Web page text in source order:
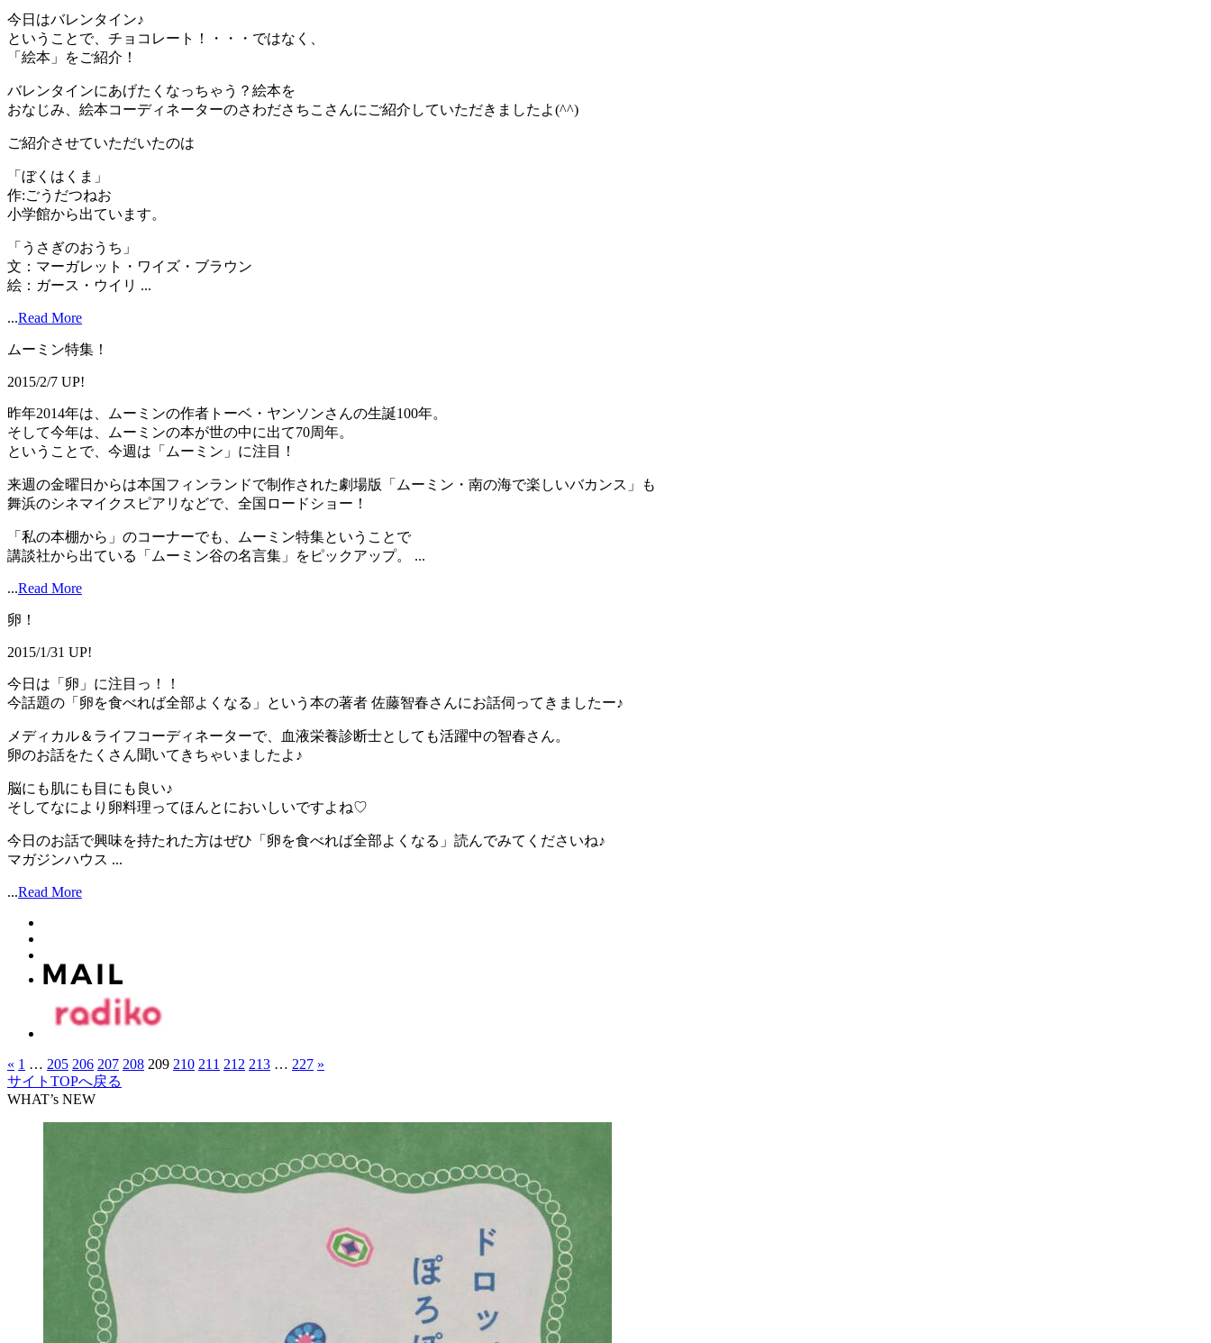
今日はバレンタイン♪
ということで、チョコレート！・・・ではなく、
「絵本」をご紹介！
バレンタインにあげたくなっちゃう？絵本を
おなじみ、絵本コーディネーターのさわださちこさんにご紹介していただきましたよ(^^)
ご紹介させていただいたのは
「ぼくはくま」
作:ごうだつねお
小学館から出ています。
「うさぎのおうち」
文：マーガレット・ワイズ・ブラウン
絵：ガース・ウイリ ...
...Read More
ムーミン特集！
2015/2/7 UP!
昨年2014年は、ムーミンの作者トーベ・ヤンソンさんの生誕100年。
そして今年は、ムーミンの本が世の中に出て70周年。
ということで、今週は「ムーミン」に注目！
来週の金曜日からは本国フィンランドで制作された劇場版「ムーミン・南の海で楽しいバカンス」も
舞浜のシネマイクスピアリなどで、全国ロードショー！
「私の本棚から」のコーナーでも、ムーミン特集ということで
講談社から出ている「ムーミン谷の名言集」をピックアップ。 ...
...Read More
卵！
2015/1/31 UP!
今日は「卵」に注目っ！！
今話題の「卵を食べれば全部よくなる」という本の著者 佐藤智春さんにお話伺ってきましたー♪
メディカル＆ライフコーディネーターで、血液栄養診断士としても活躍中の智春さん。
卵のお話をたくさん聞いてきちゃいましたよ♪
脳にも肌にも目にも良い♪
そしてなにより卵料理ってほんとにおいしいですよね♡
今日のお話で興味を持たれた方はぜひ「卵を食べれば全部よくなる」読んでみてくださいね♪
マガジンハウス ...
...Read More
« 1 … 205 206 207 208 209 210 211 212 213 … 227 »
サイトTOPへ戻る
WHAT’s NEW